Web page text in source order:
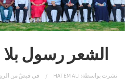
الشعر رسول
نشرت بواسطة: HATEM ALI في قبضٌ من